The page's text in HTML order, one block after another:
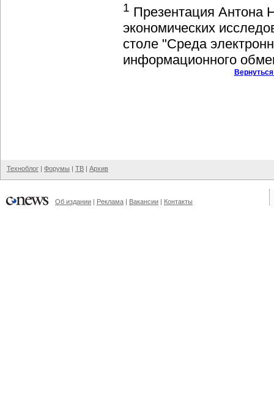
1 Презентация Антона
экономических
столе "Среда
информационного
Техноблог | Форумы | ТВ | Архив
Об издании | Реклама | Вакансии | Контакты